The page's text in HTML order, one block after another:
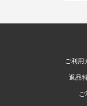
ご利用
返品